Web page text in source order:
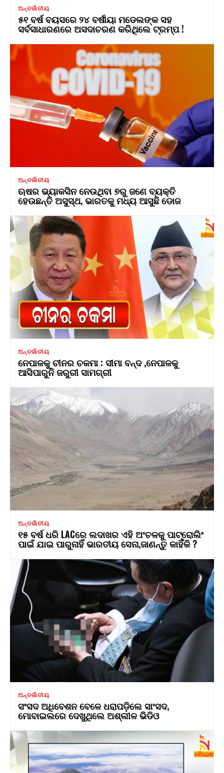
ଅନ୍ତର୍ଜାତୀୟ
୫୧ ବର୍ଷ ବୟସରେ ୨୪ ବର୍ଷୀୟା ମଡେଲଙ୍କ ସହ
ସର୍ବସାଧାରଣରେ ଅସଦାଚରଣ କରିଥିଲେ ଟ୍ରମ୍ପ !
ଅନ୍ତର୍ଜାତୀୟ
ଋଷର ଭ୍ୟାକସିନ ନେଉଥିବା ୭ରୁ ଜଣେ ବ୍ୟକ୍ତି
ହେଉଛନ୍ତି ଅସୁସ୍ଥ, ଭାରତକୁ ମଧ୍ୟ ଆସୁଛି ଡୋଜ
ଅନ୍ତର୍ଜାତୀୟ
ନେପାଳକୁ ଚୀନର ଚକମା : ସୀମା ବନ୍ଦ ,ନେପାଳକୁ
ଆସିପାରୁନି ଜରୁରୀ ସାମଗ୍ରୀ
ଅନ୍ତର୍ଜାତୀୟ
୧୫ ବର୍ଷ ଧରି LACରେ ଲଦାଖର ଏହି ଅଂଚଳକୁ ପାଟ୍ରୋଲିଂ
ପାଇଁ ଯାଇ ପାରୁନାହିଁ ଭାରତୀୟ ସେନା,ଜାଣନ୍ତୁ କାହିଁକି ?
ଅନ୍ତର୍ଜାତୀୟ
ସଂସଦ ଅଧିବେଶନ ବେଳେ ଧରାପଡ଼ିଲେ ସାଂସଦ,
ମୋବାଇଲରେ ଦେଖୁଥିଲେ ଅଶ୍ଲୀଳ ଭିଡିଓ